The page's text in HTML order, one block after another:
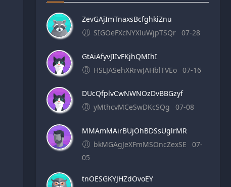
ZevGAjImTnaxsBcfghkiZnu
SIGOeFXcNYXluWjpTSQr 07-28
GtAiAfyvJIIvFKjhQMIhI
HSLJASehXRrwJAHblTVEo 07-16
DUcQfplvCwNWNOzDvBBGzyf
yMthcvMCeSwDKcSQg
07-08
MMAmMAirBUjOhBDSsUglrMR
bkMGAgJeXFmMSOncZexSE
07-
05
tnOESGKYJHZdOvoEY